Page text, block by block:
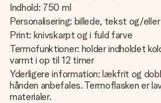
Indhold: 750 ml
Personalisering: billede, tekst og/
Print: knivskarpt og i fuld farve
Termofunktioner: holder indholdet
varmt i op til 12 timer
Yderligere information: lækfrit og
hånden anbefales. Termoflasken er
materialer.